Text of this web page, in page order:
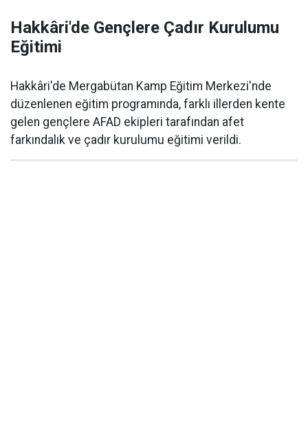
Hakkâri'de Gençlere Çadır Kurulumu
Eğitimi
Hakkâri'de Mergabütan Kamp Eğitim Merkezi'nde
düzenlenen eğitim programında, farklı illerden kente
gelen gençlere AFAD ekipleri tarafından afet
farkındalık ve çadır kurulumu eğitimi verildi.